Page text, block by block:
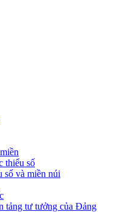
thiểu số
số và miền núi
tảng tư tưởng của Đảng